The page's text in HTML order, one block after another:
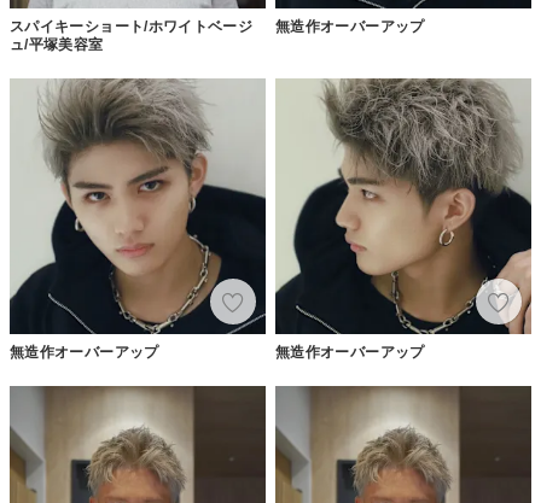
スパイキーショート/ホワイトベージ
ュ/平塚美容室
無造作オーバーアップ
無造作オーバーアップ 無造作オーバーアップ